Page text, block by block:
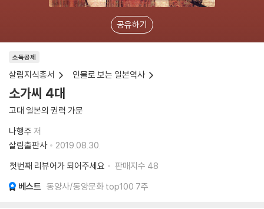
공유하기
소득공제
살림지식총서 인물로 보는 일본역사
소가씨 4대
고대 일본의 권력 가문
나행주 저
살림출판사
2019.08.30.
첫번째 리뷰어가 되어주세요
판매지수 48
베스트 동양사/동양문화 top100 7주